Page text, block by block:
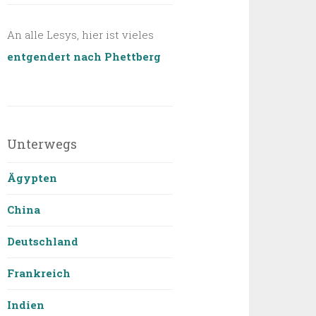
An alle Lesys, hier ist vieles
entgendert nach Phettberg
Unterwegs
Ägypten
China
Deutschland
Frankreich
Indien